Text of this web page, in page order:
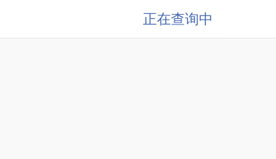
正在查询中